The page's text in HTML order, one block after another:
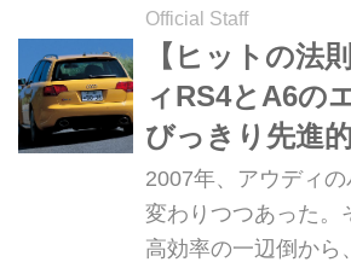
誌は2007年10月号の
ット戦略の焦点」
底取材、その試乗を
のパワーユニット戦
ている。ここではそ
り返ってみよう。（
Motor Magazine
Official Staff
【ヒットの法
ィRS4とA6の
びっきり先進
のだった
2007年、アウディ
変わりつつあった。
高効率の一辺倒から